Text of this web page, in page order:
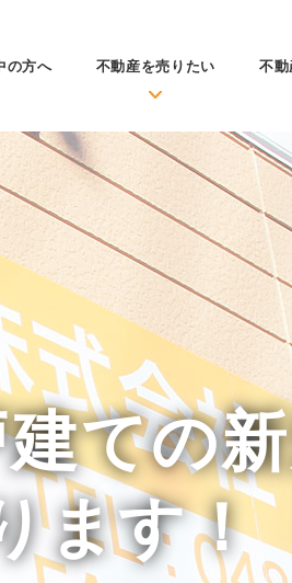
の方へ 不動産を売りたい 不動
ての
ます！